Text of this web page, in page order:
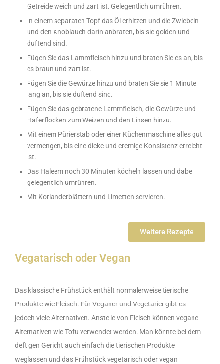
Getreide weich und zart ist. Gelegentlich umrühren.
In einem separaten Topf das Öl erhitzen und die Zwiebeln
und den Knoblauch darin anbraten, bis sie golden und
duftend sind.
Fügen Sie das Lammfleisch hinzu und braten Sie es an, bis
es braun und zart ist.
Fügen Sie die Gewürze hinzu und braten Sie sie 1 Minute
lang an, bis sie duftend sind.
Fügen Sie das gebratene Lammfleisch, die Gewürze und
Haferflocken zum Weizen und den Linsen hinzu.
Mit einem Pürierstab oder einer Küchenmaschine alles gut
vermengen, bis eine dicke und cremige Konsistenz erreicht
ist.
Das Haleem noch 30 Minuten köcheln lassen und dabei
gelegentlich umrühren.
Mit Korianderblättern und Limetten servieren.
Weitere Rezepte
Vegatarisch oder Vegan
Das klassische Frühstück enthält normalerweise tierische
Produkte wie Fleisch. Für Veganer und Vegetarier gibt es
jedoch viele Alternativen. Anstelle von Fleisch können vegane
Alternativen wie Tofu verwendet werden. Man könnte bei dem
deftigen Gericht auch einfach die tierischen Produkte
weglassen und das Frühstück vegetarisch oder vegan